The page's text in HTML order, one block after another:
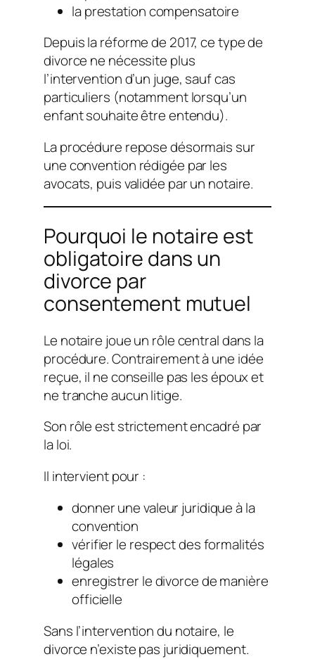
la prestation compensatoire
Depuis la réforme de 2017, ce type de
divorce ne nécessite plus
l’intervention d’un juge, sauf cas
particuliers (notamment lorsqu’un
enfant souhaite être entendu).
La procédure repose désormais sur
une convention rédigée par les
avocats, puis validée par un notaire.
Pourquoi le notaire est
obligatoire dans un
divorce par
consentement mutuel
Le notaire joue un rôle central dans la
procédure. Contrairement à une idée
reçue, il ne conseille pas les époux et
ne tranche aucun litige.
Son rôle est strictement encadré par
la loi.
Il intervient pour :
donner une valeur juridique à la
convention
vérifier le respect des formalités
légales
enregistrer le divorce de manière
officielle
Sans l’intervention du notaire, le
divorce n’existe pas juridiquement.